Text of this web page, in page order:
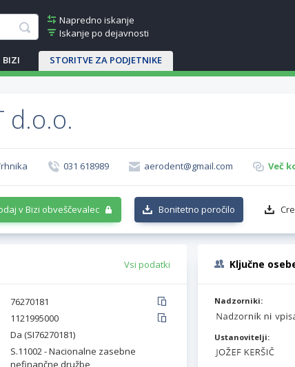
Napredno iskanje
Iskanje po dejavnosti
BIZI STORITVE ZA PODJETNIKE
d.o.o.
031 618989 aerodent@gmail.com Več
v Bizi obveščevalec Bonitetno poročilo
Vsi podatki
76270181
1121995000
Da (SI76270181)
S.11002 - Nacionalne zasebne
nefinančne družbe
Ključne
Nadzorniki:
Ustanovitelji: